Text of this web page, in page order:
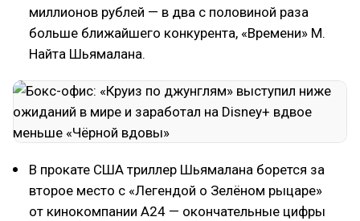
миллионов рублей — в два с половиной раза
больше ближайшего конкурента, «Времени» М.
Найта Шьямалана.
В прокате США триллер Шьямалана борется за
второе место с «Легендой о Зелёном рыцаре»
от кинокомпании A24 — окончательные цифры